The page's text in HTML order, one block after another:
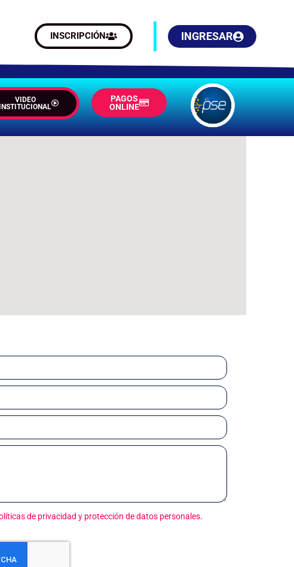
INSCRIPCIÓN INGRESAR
VIDEO
PAGOS
ONLINE
de privacidad y protección de datos personales.